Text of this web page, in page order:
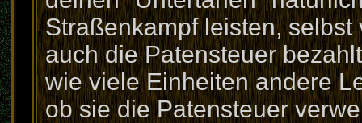
Straßenkampf leisten,
auch die Patensteuer
wie viele Einheiten andere
ob sie die Patensteuer